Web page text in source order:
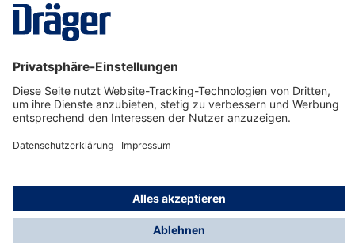
Dräger Austria GmbH
Über Dräger
Informationen
© Dräger Austria GmbH, 2024
* Alle Preise exkl. gesetzl. Mehrwertsteuer zzgl.
Versandkosten und ggf. Nachnahmegebühren, wenn